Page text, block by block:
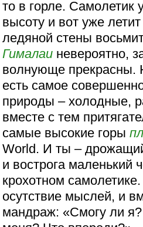
то в горле. Самолетик
высоту и вот уже
ледяной стены
Гималаи невероятно,
волнующе прекрасны.
есть самое
природы – холодные,
вместе с тем
самые высокие горы
World. И ты –
и вострога маленький
крохотном
осутствие мыслей, и
мандраж: «Смогу ли